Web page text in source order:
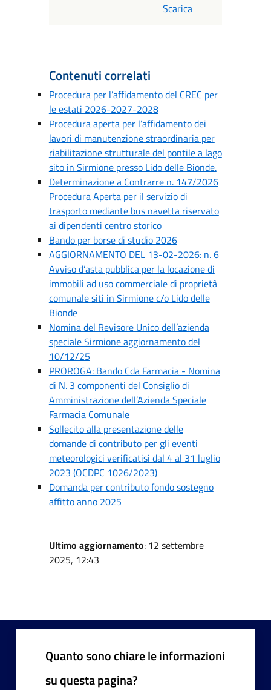
Scarica
Contenuti correlati
Procedura per l’affidamento del CREC per
le estati 2026-2027-2028
Procedura aperta per l’affidamento dei
lavori di manutenzione straordinaria per
riabilitazione strutturale del pontile a lago
sito in Sirmione presso Lido delle Bionde.
Determinazione a Contrarre n. 147/2026
Procedura Aperta per il servizio di
trasporto mediante bus navetta riservato
ai dipendenti centro storico
Bando per borse di studio 2026
AGGIORNAMENTO DEL 13-02-2026: n. 6
Avviso d’asta pubblica per la locazione di
immobili ad uso commerciale di proprietà
comunale siti in Sirmione c/o Lido delle
Bionde
Nomina del Revisore Unico dell’azienda
speciale Sirmione aggiornamento del
10/12/25
PROROGA: Bando Cda Farmacia - Nomina
di N. 3 componenti del Consiglio di
Amministrazione dell’Azienda Speciale
Farmacia Comunale
Sollecito alla presentazione delle
domande di contributo per gli eventi
meteorologici verificatisi dal 4 al 31 luglio
2023 (OCDPC 1026/2023)
Domanda per contributo fondo sostegno
affitto anno 2025
Ultimo aggiornamento: 12 settembre
2025, 12:43
Quanto sono chiare le informazioni
su questa pagina?